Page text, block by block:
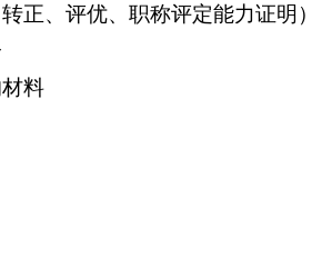
正、评优、职称评定能力证明）
料